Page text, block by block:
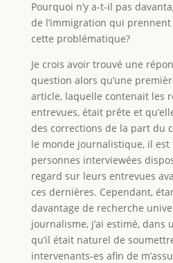
Pourquoi n’y a-t-il pas
de l’immigration qui
cette problématique?
Je crois avoir trouvé une
question alors qu’une
article, laquelle contenait les
entrevues, était prête et
des corrections de la part du
le monde journalistique, il est
personnes interviewées
regard sur leurs entrevues
ces dernières. Cependant,
davantage de recherche
journalisme, j’ai estimé, dans
qu’il était naturel de
intervenants-es afin de